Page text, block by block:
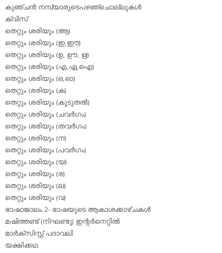
കുഞ്ചന്‍ നമ്പ്യാരുടെപഴഞ്ചൊല്ലുകള്‍
ക്വിസ്
തെറ്റും ശരിയും (ആ)
തെറ്റും ശരിയും (ഇ,ഈ)
തെറ്റും ശരിയും (ഉ, ഊ, ഋ)
തെറ്റും ശരിയും (എ,ഏ,ഐ)
തെറ്റും ശരിയും (ഒ,ഓ)
തെറ്റും ശരിയും (ക)
തെറ്റും ശരിയും (കൂടുതല്‍)
തെറ്റും ശരിയും (ചവര്‍ഗം)
തെറ്റും ശരിയും (തവര്‍ഗം)
തെറ്റും ശരിയും (ന)
തെറ്റും ശരിയും (പവര്‍ഗം)
തെറ്റും ശരിയും (യ)
തെറ്റും ശരിയും (ര)
തെറ്റും ശരിയും (ല)
തെറ്റും ശരിയും (വ)
ഭാഷാജാലം 2- ഭാഷയുടെ ആകാശക്കാഴ്ചകള്‍
മഷിത്തണ്ട് (നിഘണ്ടു) ഇന്റര്‍നെറ്റില്‍
മാര്‍ക്‌സിസ്റ്റ് പദാവലി
യക്ഷിക്കഥ